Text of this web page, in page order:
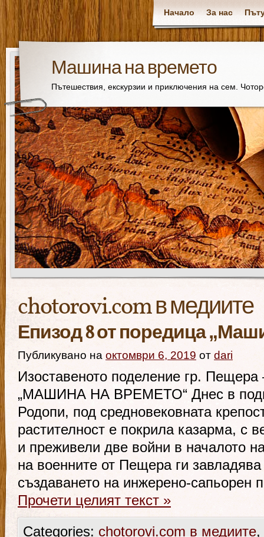
Начало За нас
Машина на времето
Пътешествия, екскурзии и приключения на сем.
chotorovi.com в медиите
Епизод 8 от поредица
Публикувано на октомври 6, 2019 от dari
Изоставеното поделение гр. Пещера
„МАШИНА НА ВРЕМЕТО“ Днес в
Родопи, под средновековната
растителност е покрила казарма, с
и преживели две войни в началото
на военните от Пещера ги
създаването на инжерено-сапьорен
Прочети целият текст »
Categories: chotorovi.com в медиите,